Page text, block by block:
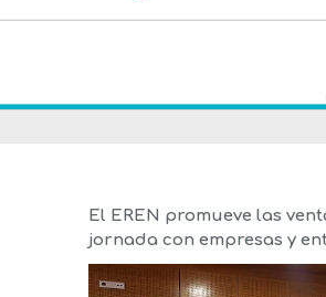
El EREN promueve las
jornada con empresas y